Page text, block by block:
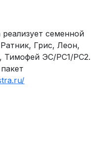
семенной
Грис, Леон,
Тимофей ЭС/РС1/РС2.